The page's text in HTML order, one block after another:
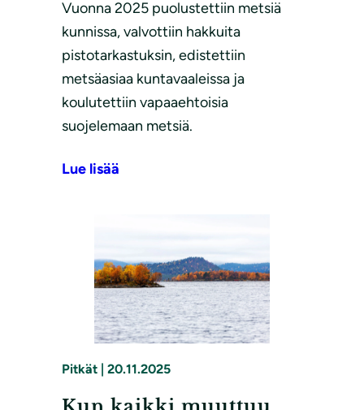
Vuonna 2025 puolustettiin metsiä
kunnissa, valvottiin hakkuita
pistotarkastuksin, edistettiin
metsäasiaa kuntavaaleissa ja
koulutettiin vapaaehtoisia
suojelemaan metsiä.
Lue lisää
Pitkät | 20.11.2025